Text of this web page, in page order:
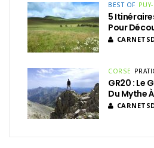
BEST OF
5
Pour
CORSE
GR20 : Le
Du Mythe